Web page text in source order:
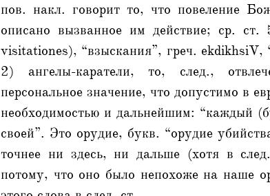
пов. накл. говорит то, что повеление
описано вызванное им действие; ср.
visitationes), “взыскания”, греч. ekdikhsiV,
2) ангелы-каратели, то, след.,
персональное значение, что допустимо в
необходимостью и дальнейшим: “каждый
своей”. Это орудие, букв. “орудие
точнее ни здесь, ни дальше (хотя в
потому, что оно было непохоже на наше